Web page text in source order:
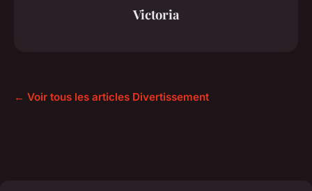
Victoria
← Voir tous les articles Divertissement